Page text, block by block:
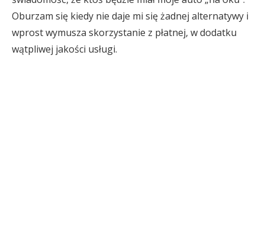
Oburzam się kiedy nie daje mi się żadnej alternatywy i
wprost wymusza skorzystanie z płatnej, w dodatku
wątpliwej jakości usługi.